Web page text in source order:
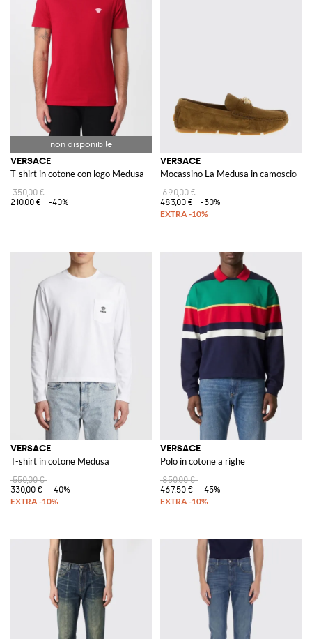
VERSACE
T-shirt in cotone con logo Medusa
350,00 €
210,00 €
-40%
VERSACE
Mocassino La Medusa in camoscio
690,00 €
483,00 €
-30%
VERSACE
T-shirt in cotone Medusa
550,00 €
330,00 €
-40%
VERSACE
Polo in cotone a righe
850,00 €
467,50 €
-45%